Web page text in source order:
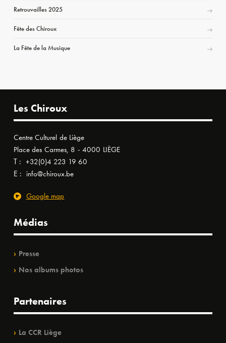
Retrouvailles 2025
Fête des Chiroux
La Fête de la Musique
Les Chiroux
Centre Culturel de Liège
Place des Carmes, 8 - 4000 LIÈGE
T : +32(0)4 223 19 60
E : info@chiroux.be
Google map
Médias
Presse
Nos albums photos
Partenaires
La CCR Liège